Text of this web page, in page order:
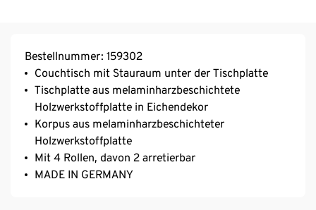
Bestellnummer: 159302
Couchtisch mit Stauraum unter der Tischplatte
Tischplatte aus melaminharzbeschichtete
Holzwerkstoffplatte in Eichendekor
Korpus aus melaminharzbeschichteter
Holzwerkstoffplatte
Mit 4 Rollen, davon 2 arretierbar
MADE IN GERMANY